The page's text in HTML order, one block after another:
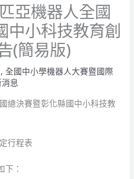
亞機器人全國
中小科技教育創
(簡易版)
,全國中小學機器人大賽暨國際
息
總決賽暨彰化縣國中小科技教
行程表
下：